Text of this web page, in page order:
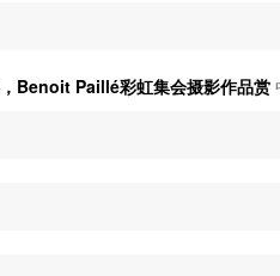
Benoit Paillé彩虹集会摄影作品赏